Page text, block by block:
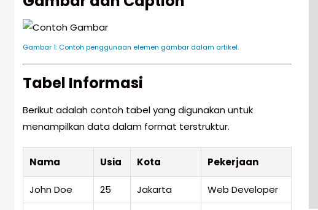
Gambar 1: Contoh penggunaan elemen gambar dalam artikel.
Tabel Informasi
Berikut adalah contoh tabel yang digunakan untuk
menampilkan data dalam format terstruktur.
Nama Usia Kota Pekerjaan
John Doe 25 Jakarta Web Developer